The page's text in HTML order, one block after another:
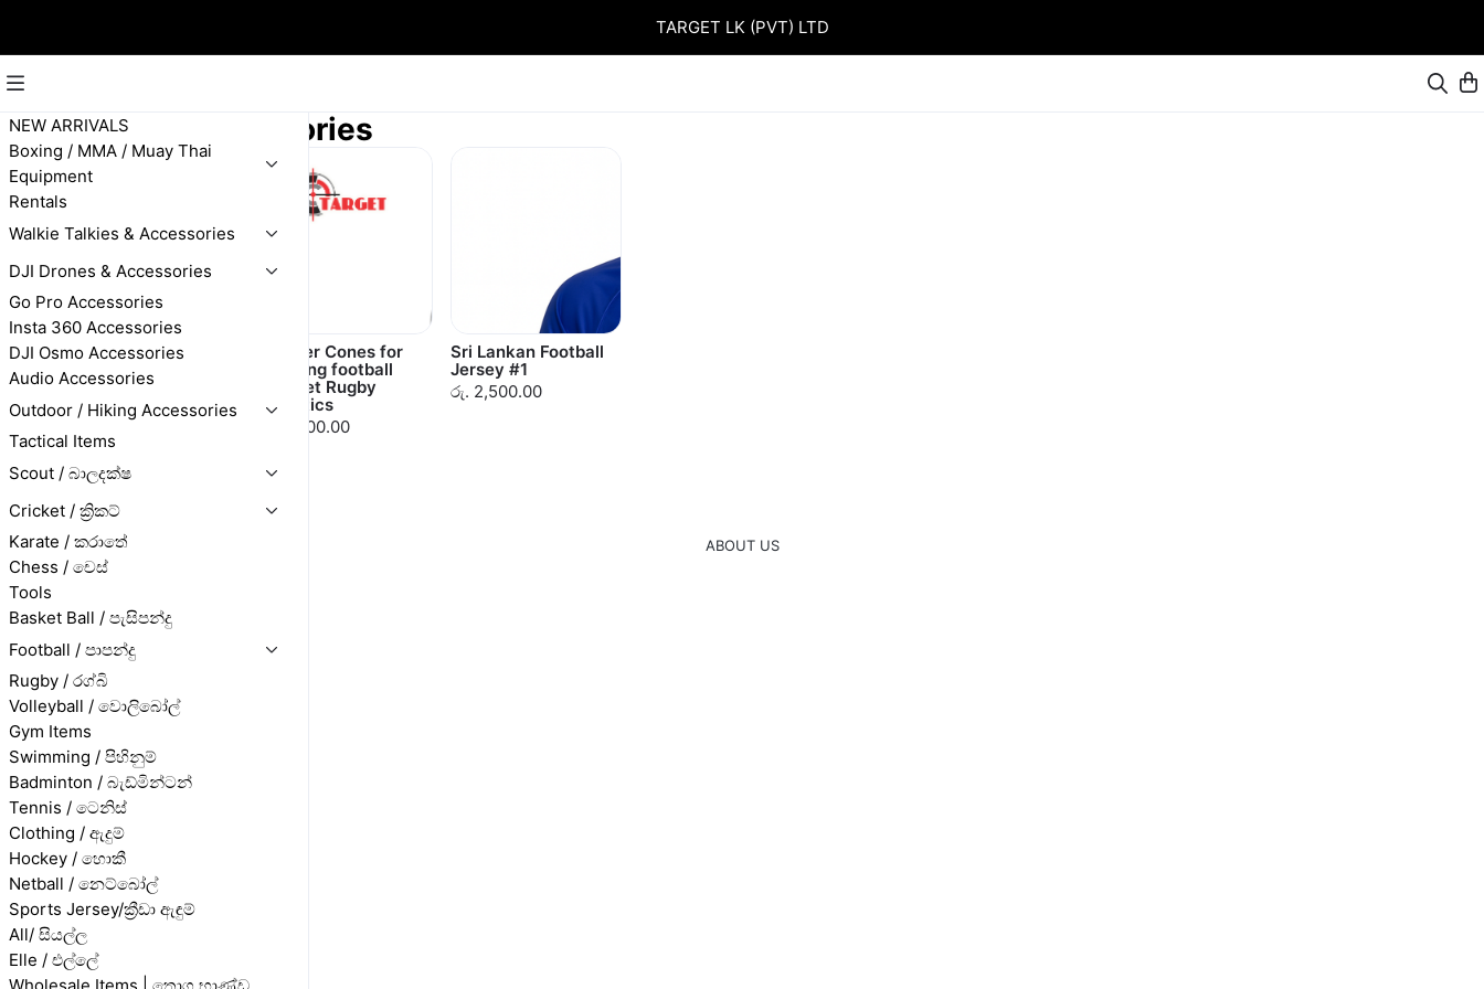
TARGET LK (PVT) LTD
NEW ARRIVALS
Boxing / MMA / Muay Thai
Equipment
Rentals
Walkie Talkies & Accessories
DJI Drones & Accessories
Go Pro Accessories
Insta 360 Accessories
DJI Osmo Accessories
Audio Accessories
Outdoor / Hiking Accessories
Tactical Items
Scout / බාලදක්ෂ
Cricket / ක්‍රිකට්
Karate / කරාතේ
Chess / චෙස්
Tools
Basket Ball / පැසිපන්දු
Football / පාපන්දු
Rugby / රග්බි
Volleyball / වොලිබෝල්
Gym Items
Swimming / පිහිනුම්
Badminton / බැඩ්මින්ටන්
Tennis / ටෙනිස්
Clothing / ඇදුම්
Hockey / හොකී
Netball / නෙට්බෝල්
Sports Jersey/ක්‍රීඩා ඇඳුම්
All/ සියල්ල
Elle / එල්ලේ
FootBall Accessories
4m 6m 8m 10m
Adjustable Agility
Ladder Nylon Strap
Jumping Ladder
Fitness Football
Training Equipment
රු. 2,400.00
Marker Cones for
Training football
Cricket Rugby
Athletics
රු. 1,000.00
Sri Lankan Football
Jersey #1
රු. 2,500.00
ABOUT US